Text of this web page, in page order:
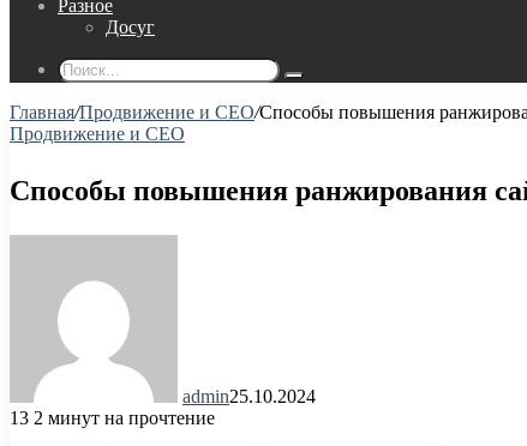
Разное
Досуг
Поиск...
Главная/Продвижение и СЕО/Способы повышения
Продвижение и СЕО
Способы повышения ранжирования
admin25.10.2024
13 2 минут на прочтение